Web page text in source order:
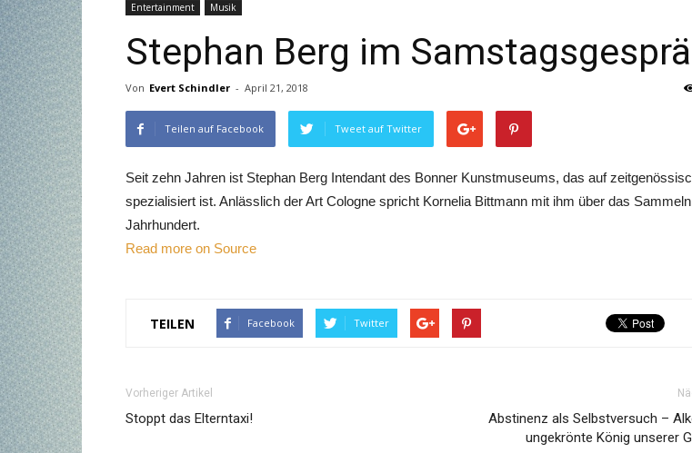
Entertainment Musik
Stephan Berg im
Von Evert Schindler - April 21, 2018
Teilen auf Facebook Tweet auf Twitter
Seit zehn Jahren ist Stephan Berg Intendant des Bonner Kunstmuseums, das auf
spezialisiert ist. Anlässlich der Art Cologne spricht Kornelia Bittmann mit ihm über das
Jahrhundert.
Read more on Source
TEILEN Facebook Twitter
Vorheriger Artikel
Stoppt das Elterntaxi!
Abstinenz als Selbstversuch –
ungekrönte König unserer